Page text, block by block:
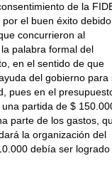
de la
el buen éxito
concurrieron al
palabra formal del
en el sentido de que
del gobierno para
pues en el
partida de $
parte de los gastos,
la organización del
debía ser